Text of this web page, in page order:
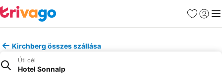
Kedvencek
Kirchberg összes szállása
Úti cél
Hotel Sonnalp